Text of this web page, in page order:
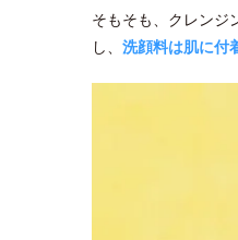
そもそも、クレンジ
し、 洗顔料は肌に付